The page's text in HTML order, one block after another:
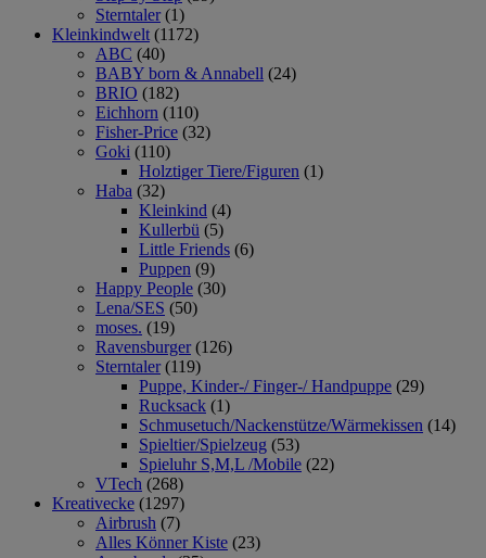
Sterntaler (1)
Kleinkindwelt (1172)
ABC (40)
BABY born & Annabell (24)
BRIO (182)
Eichhorn (110)
Fisher-Price (32)
Goki (110)
Holztiger Tiere/Figuren (1)
Haba (32)
Kleinkind (4)
Kullerbü (5)
Little Friends (6)
Puppen (9)
Happy People (30)
Lena/SES (50)
moses. (19)
Ravensburger (126)
Sterntaler (119)
Puppe, Kinder-/ Finger-/ Handpuppe (29)
Rucksack (1)
Schmusetuch/Nackenstütze/Wärmekissen (14)
Spieltier/Spielzeug (53)
Spieluhr S,M,L /Mobile (22)
VTech (268)
Kreativecke (1297)
Airbrush (7)
Alles Könner Kiste (23)